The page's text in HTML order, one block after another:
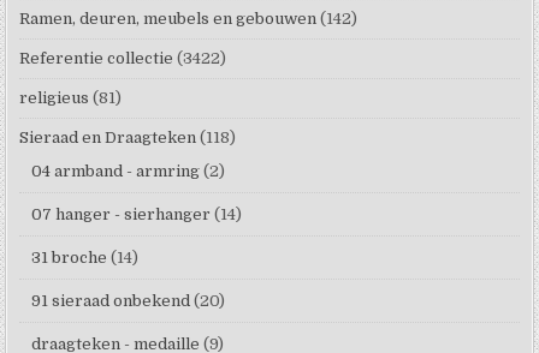
Ramen, deuren, meubels en gebouwen (142)
Referentie collectie (3422)
religieus (81)
Sieraad en Draagteken (118)
04 armband - armring (2)
07 hanger - sierhanger (14)
31 broche (14)
91 sieraad onbekend (20)
draagteken - medaille (9)